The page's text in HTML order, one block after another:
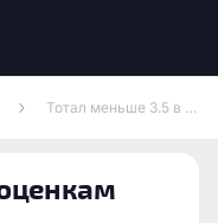
Тотал меньше 3.5 в футболе: что значит ТМ 3.5